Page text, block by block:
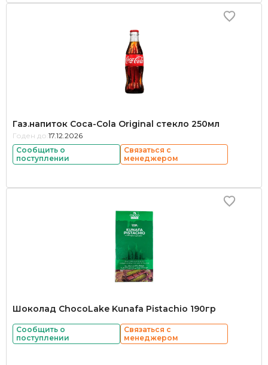
Газ.напиток Coca-Cola Original стекло 250мл
Годен до: 17.12.2026
Сообщить о
поступлении
Связаться с
менеджером
Шоколад ChocoLake Kunafa Pistachio 190гр
Сообщить о
поступлении
Связаться с
менеджером